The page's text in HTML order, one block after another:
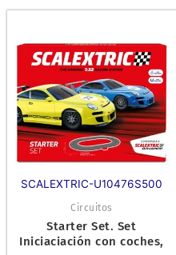
SCALEXTRIC-U10476S500
Circuitos
Starter Set. Set
Iniciaciación con coches,